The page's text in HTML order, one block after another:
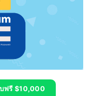
ฟรี $10,000